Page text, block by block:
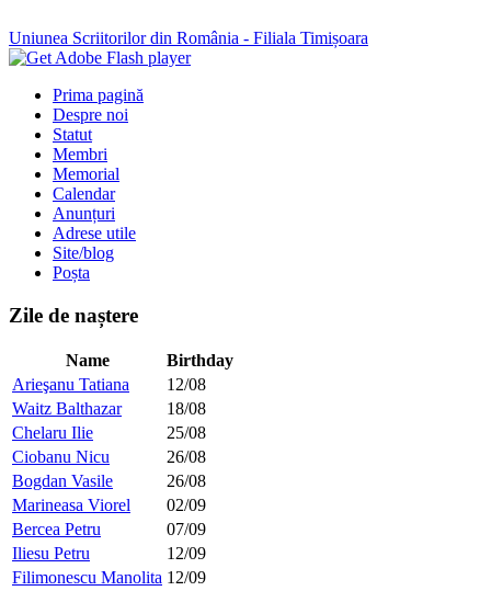
Uniunea Scriitorilor din România - Filiala Timișoara
Prima pagină
Despre noi
Statut
Membri
Memorial
Calendar
Anunțuri
Adrese utile
Site/blog
Poșta
Zile de naștere
Name
Birthday
Arieşanu Tatiana
12/08
Waitz Balthazar
18/08
Chelaru Ilie
25/08
Ciobanu Nicu
26/08
Bogdan Vasile
26/08
Marineasa Viorel
02/09
Bercea Petru
07/09
Iliesu Petru
12/09
Filimonescu Manolita 12/09